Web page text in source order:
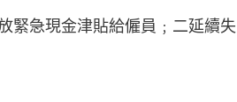
緊急現金津貼給僱員﹔二延續失